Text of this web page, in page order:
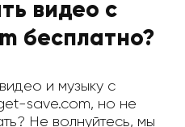
видео с
бесплатно?
и музыку с
save.com, но не
Не волнуйтесь, мы